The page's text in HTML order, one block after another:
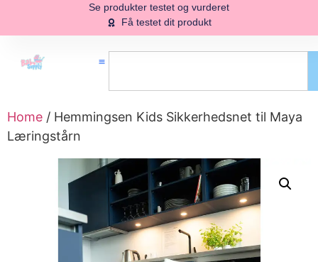
Se produkter testet og vurderet
Få testet dit produkt
Home / Hemmingsen Kids Sikkerhedsnet til Maya
Læringstårn